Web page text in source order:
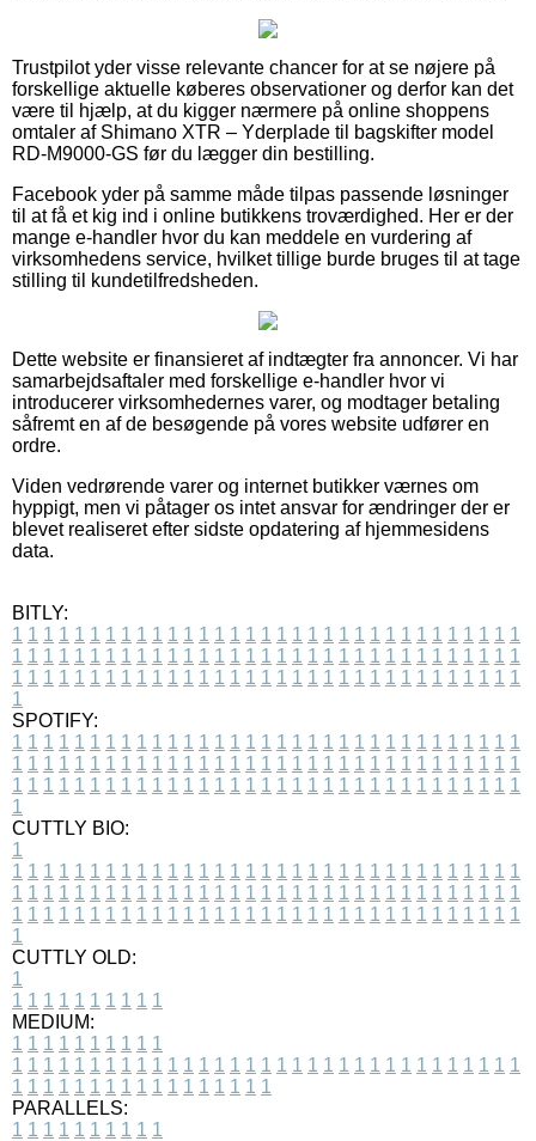
Trustpilot yder visse relevante chancer for at se nøjere på
forskellige aktuelle køberes observationer og derfor kan det
være til hjælp, at du kigger nærmere på online shoppens
omtaler af Shimano XTR – Yderplade til bagskifter model
RD-M9000-GS før du lægger din bestilling.
Facebook yder på samme måde tilpas passende løsninger
til at få et kig ind i online butikkens troværdighed. Her er der
mange e-handler hvor du kan meddele en vurdering af
virksomhedens service, hvilket tillige burde bruges til at tage
stilling til kundetilfredsheden.
Dette website er finansieret af indtægter fra annoncer. Vi har
samarbejdsaftaler med forskellige e-handler hvor vi
introducerer virksomhedernes varer, og modtager betaling
såfremt en af de besøgende på vores website udfører en
ordre.
Viden vedrørende varer og internet butikker værnes om
hyppigt, men vi påtager os intet ansvar for ændringer der er
blevet realiseret efter sidste opdatering af hjemmesidens
data.
BITLY:
1 1 1 1 1 1 1 1 1 1 1 1 1 1 1 1 1 1 1 1 1 1 1 1 1 1 1 1 1 1 1 1 1
1 1 1 1 1 1 1 1 1 1 1 1 1 1 1 1 1 1 1 1 1 1 1 1 1 1 1 1 1 1 1 1 1
1 1 1 1 1 1 1 1 1 1 1 1 1 1 1 1 1 1 1 1 1 1 1 1 1 1 1 1 1 1 1 1 1
1
SPOTIFY:
1 1 1 1 1 1 1 1 1 1 1 1 1 1 1 1 1 1 1 1 1 1 1 1 1 1 1 1 1 1 1 1 1
1 1 1 1 1 1 1 1 1 1 1 1 1 1 1 1 1 1 1 1 1 1 1 1 1 1 1 1 1 1 1 1 1
1 1 1 1 1 1 1 1 1 1 1 1 1 1 1 1 1 1 1 1 1 1 1 1 1 1 1 1 1 1 1 1 1
1
CUTTLY BIO:
1
1 1 1 1 1 1 1 1 1 1 1 1 1 1 1 1 1 1 1 1 1 1 1 1 1 1 1 1 1 1 1 1 1
1 1 1 1 1 1 1 1 1 1 1 1 1 1 1 1 1 1 1 1 1 1 1 1 1 1 1 1 1 1 1 1 1
1 1 1 1 1 1 1 1 1 1 1 1 1 1 1 1 1 1 1 1 1 1 1 1 1 1 1 1 1 1 1 1 1
1
CUTTLY OLD:
1
1 1 1 1 1 1 1 1 1 1
MEDIUM:
1 1 1 1 1 1 1 1 1 1
1 1 1 1 1 1 1 1 1 1 1 1 1 1 1 1 1 1 1 1 1 1 1 1 1 1 1 1 1 1 1 1 1
1 1 1 1 1 1 1 1 1 1 1 1 1 1 1 1 1
PARALLELS:
1 1 1 1 1 1 1 1 1 1